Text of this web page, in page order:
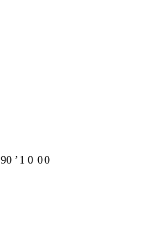
90 ʼ 1 0 00